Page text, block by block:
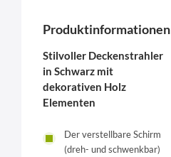
Produktinformationen
Stilvoller Deckenstrahler
in Schwarz mit
dekorativen Holz
Elementen
Der verstellbare Schirm
(dreh- und schwenkbar)